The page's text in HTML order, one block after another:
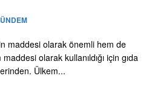
maddesi olarak önemli hem de
olarak kullanıldığı için gıda
Ülkem...